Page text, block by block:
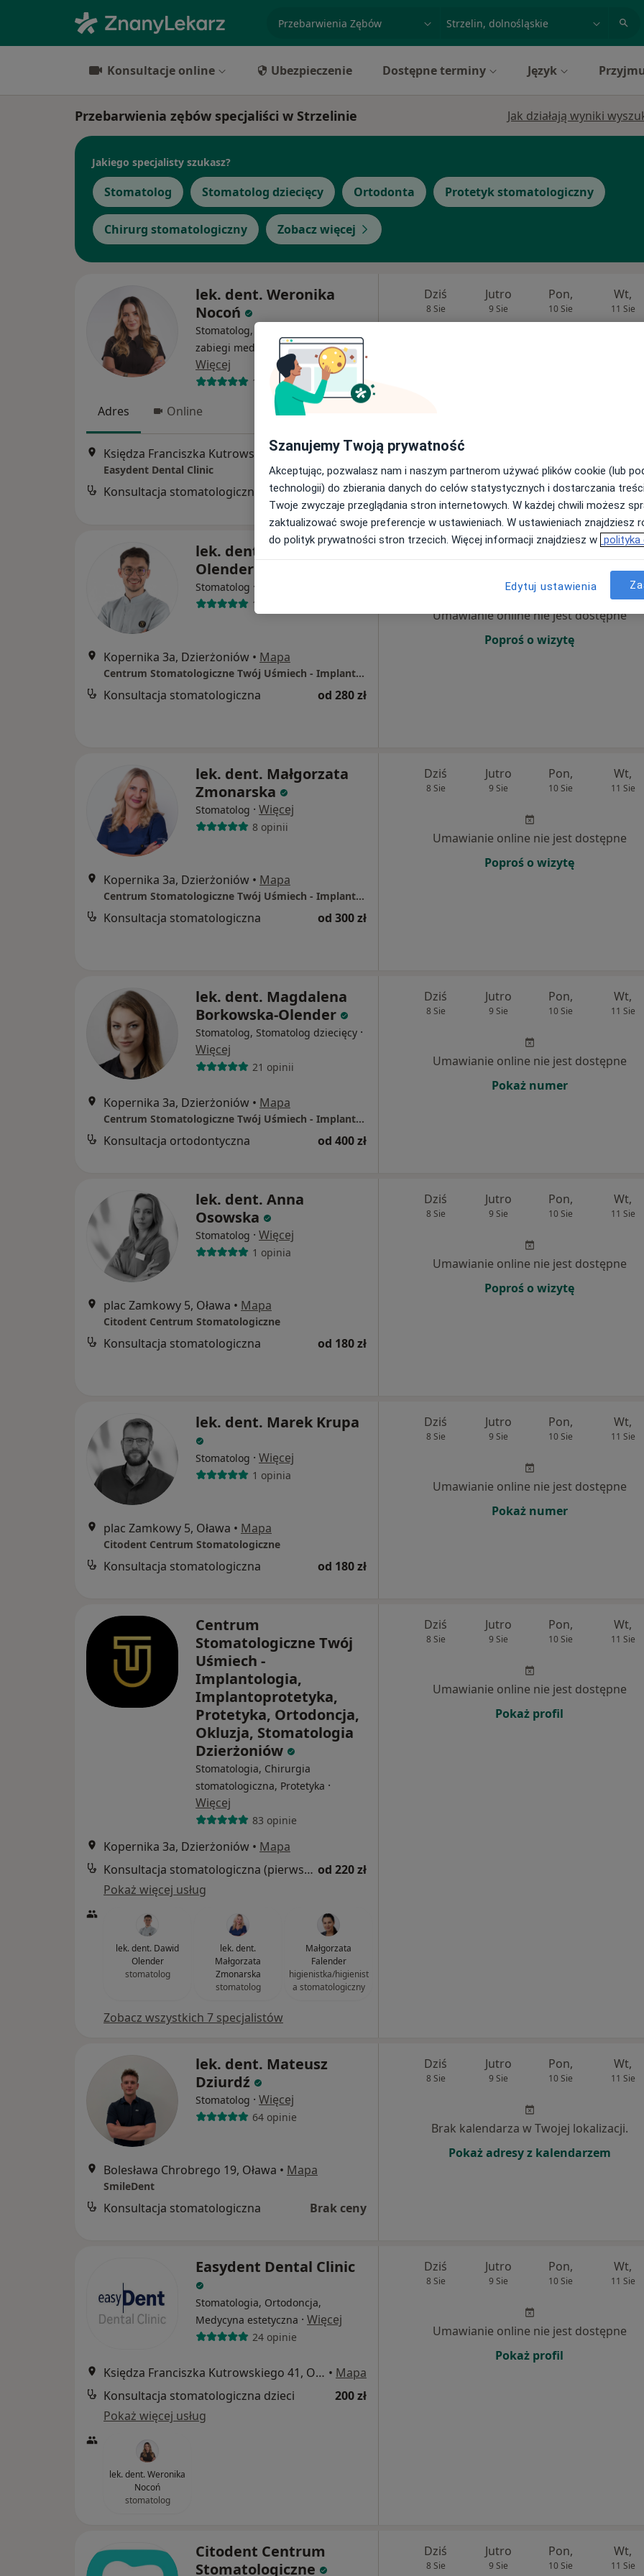
specjalizacja, badanie lub nazwiskomiasto lub dzielnica
Konsultacje online Ubezpieczenie Dostępne terminy Język
Przebarwienia zębów specjaliści w Strzelinie Jak działają wyniki
Jakiego specjalisty szukasz?
Stomatolog Stomatolog dziecięcy Ortodonta Protetyk stomatologiczny
Chirurg stomatologiczny Zobacz więcej
lek. dent. Weronika
Nocoń
Stomatolog, Lekarz wykonujący
zabiegi medycyny estetycznej·
Więcej
11 opinii
Adres Online
Księdza Franciszka Kutrowskiego 41, Oława •Mapa
Easydent Dental Clinic
Konsultacja stomatologiczna dzieci 200 zł
Dziś
8 Sie
Jutro
9 Sie
Pon,
10 Sie
Wt,
11 Sie
lek. dent. Dawid
Olender
Stomatolog ·
19 opinii
Kopernika 3a, Dzierżoniów • Mapa
Centrum Stomatologiczne Twój Uśmiech - Implantologia, Implantoprotetyka, Protetyka, Ortodoncja, Okluzja, Stomatologia Dzierżoniów
Konsultacja stomatologiczna od 280 zł
Pon, Wt,
Umawianie online nie jest dostępne
Poproś o wizytę
lek. dent. Małgorzata
Zmonarska
Stomatolog · Więcej
8 opinii
Kopernika 3a, Dzierżoniów • Mapa
Centrum Stomatologiczne Twój Uśmiech - Implantologia, Implantoprotetyka, Protetyka, Ortodoncja, Okluzja, Stomatologia Dzierżoniów
Konsultacja stomatologiczna od 300 zł
Dziś
8 Sie
Jutro
9 Sie
Pon,
10 Sie
Wt,
11 Sie
Umawianie online nie jest dostępne
Poproś o wizytę
lek. dent. Magdalena
Borkowska-Olender
Stomatolog, Stomatolog dziecięcy ·
Więcej
21 opinii
Kopernika 3a, Dzierżoniów • Mapa
Centrum Stomatologiczne Twój Uśmiech - Implantologia, Implantoprotetyka, Protetyka, Ortodoncja, Okluzja, Stomatologia Dzierżoniów
Konsultacja ortodontyczna od 400 zł
Dziś
8 Sie
Jutro
9 Sie
Pon,
10 Sie
Wt,
11 Sie
Umawianie online nie jest dostępne
Pokaż numer
lek. dent. Anna
Osowska
Stomatolog · Więcej
1 opinia
plac Zamkowy 5, Oława • Mapa
Citodent Centrum Stomatologiczne
Konsultacja stomatologiczna od 180 zł
Dziś
8 Sie
Jutro
9 Sie
Pon,
10 Sie
Wt,
11 Sie
Umawianie online nie jest dostępne
Poproś o wizytę
lek. dent. Marek Krupa
Stomatolog · Więcej
1 opinia
plac Zamkowy 5, Oława • Mapa
Citodent Centrum Stomatologiczne
Konsultacja stomatologiczna od 180 zł
Dziś
8 Sie
Jutro
9 Sie
Pon,
10 Sie
Wt,
11 Sie
Umawianie online nie jest dostępne
Pokaż numer
Centrum
Stomatologiczne Twój
Uśmiech -
Implantologia,
Implantoprotetyka,
Protetyka, Ortodoncja,
Okluzja, Stomatologia
Dzierżoniów
Stomatologia, Chirurgia
stomatologiczna, Protetyka ·
Więcej
83 opinie
Kopernika 3a, Dzierżoniów • Mapa
Konsultacja stomatologiczna (pierwsza wizyta) od 220 zł
Pokaż więcej usług
lek. dent. Dawid
Olender
stomatolog
lek. dent.
Małgorzata
Zmonarska
stomatolog
Małgorzata
Falender
higienistka/higienist
a stomatologiczny
Zobacz wszystkich 7 specjalistów
Dziś
8 Sie
Jutro
9 Sie
Pon,
10 Sie
Wt,
11 Sie
Umawianie online nie jest dostępne
Pokaż profil
lek. dent. Mateusz
Dziurdź
Stomatolog · Więcej
64 opinie
Bolesława Chrobrego 19, Oława • Mapa
SmileDent
Konsultacja stomatologiczna Brak ceny
Dziś
8 Sie
Jutro
9 Sie
Pon,
10 Sie
Wt,
11 Sie
Brak kalendarza w Twojej lokalizacji.
Pokaż adresy z kalendarzem
Easydent Dental Clinic
Stomatologia, Ortodoncja,
Medycyna estetyczna · Więcej
24 opinie
Księdza Franciszka Kutrowskiego 41, Oława • Mapa
Konsultacja stomatologiczna dzieci
200 zł
Pokaż więcej usług
lek. dent. Weronika
Nocoń
stomatolog
Dziś
8 Sie
Jutro
9 Sie
Pon,
10 Sie
Wt,
11 Sie
Umawianie online nie jest dostępne
Pokaż profil
Citodent Centrum
Stomatologiczne
Dziś
8 Sie
Jutro
9 Sie
Pon,
10 Sie
Wt,
11 Sie
Szanujemy Twoją prywatność
Akceptując, pozwalasz nam i naszym partnerom używać plików cookie (lub
technologii) do zbierania danych do celów statystycznych i dostarczania
Twoje zwyczaje przeglądania stron internetowych. W każdej chwili możesz
zaktualizować swoje preferencje w ustawieniach. W ustawieniach znajdziesz
do polityk prywatności stron trzecich. Więcej informacji znajdziesz w polityka
Edytuj ustawienia